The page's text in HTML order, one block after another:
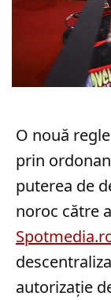
O nouă
prin
puterea de
noroc către
autorizație